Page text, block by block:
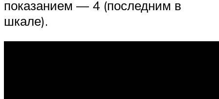
показанием — 4 (последним в
шкале).